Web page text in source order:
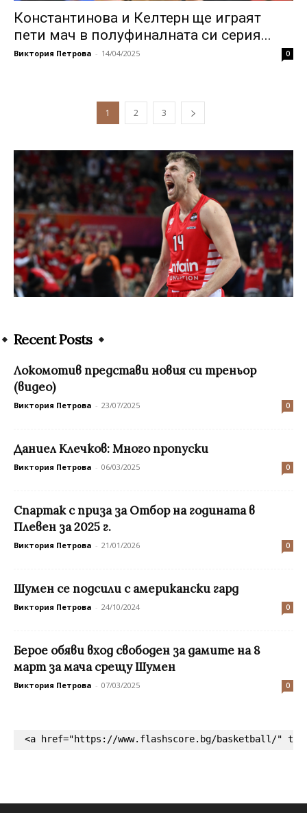
Константинова и Келтерн ще играят
пети мач в полуфиналната си серия...
Виктория Петрова - 14/04/2025 0
1 2 3
Recent Posts
Локомотив представи новия си треньор
(видео)
Виктория Петрова - 23/07/2025 0
Даниел Клечков: Много пропуски
Виктория Петрова - 06/03/2025 0
Спартак с приза за Отбор на годината в
Плевен за 2025 г.
Виктория Петрова - 21/01/2026 0
Шумен се подсили с американски гард
Виктория Петрова - 24/10/2024 0
Берое обяви вход свободен за дамите на 8
март за мача срещу Шумен
Виктория Петрова - 07/03/2025 0
<a href="https://www.flashscore.bg/basketball/"